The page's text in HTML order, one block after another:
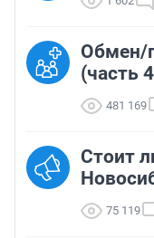
Обмен/
(часть
481 169
Стоит
75 119